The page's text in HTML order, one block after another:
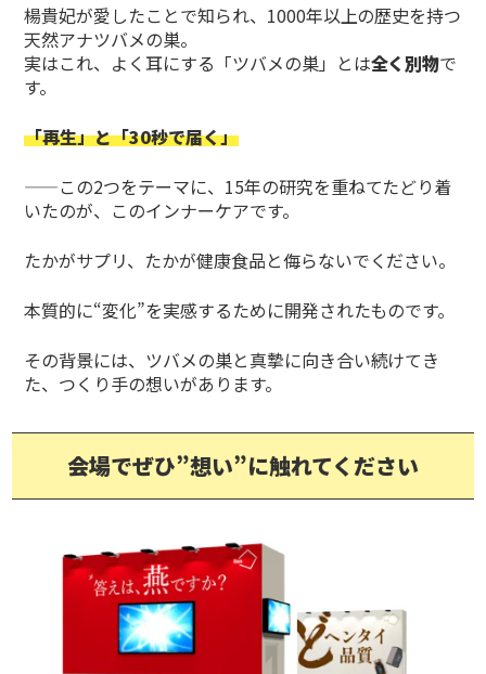
楊貴妃が愛したことで知られ、1000年以上の歴史を持つ
天然アナツバメの巣。
実はこれ、よく耳にする「ツバメの巣」とは全く別物で
す。
「再生」と「30秒で届く」
——この2つをテーマに、15年の研究を重ねてたどり着
いたのが、このインナーケアです。
たかがサプリ、たかが健康食品と侮らないでください。
本質的に“変化”を実感するために開発されたものです。
その背景には、ツバメの巣と真摯に向き合い続けてき
た、つくり手の想いがあります。
会場でぜひ”想い”に触れてください